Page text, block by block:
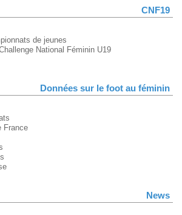
CNF19
de jeunes
National Féminin U19
Données sur le foot au féminin
France
News